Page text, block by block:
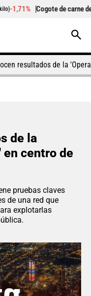
de carne de res$ 24.958,33
resultados de la
de la
en centro de
pruebas claves
de una red que
explotarlas